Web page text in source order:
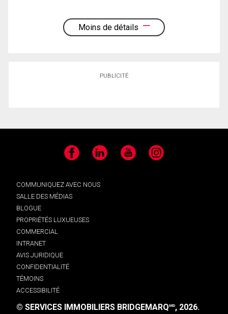
Moins de détails
PUBLICITÉ
Facebook LinkedIn YouTube Instagram
COMMUNIQUEZ AVEC NOUS
SALLE DES MÉDIAS
BLOGUE
PROPRIÉTÉS LUXUEUSES
COMMERCIAL
INTRANET
AVIS JURIDIQUE
CONFIDENTIALITÉ
TÉMOINS
ACCESSIBILITÉ
© SERVICES IMMOBILIERS BRIDGEMARQMD, 2026.